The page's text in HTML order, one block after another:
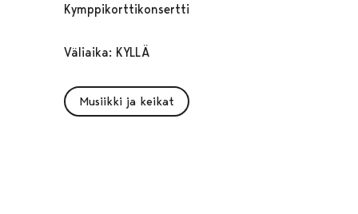
Kymppikorttikonsertti
Väliaika: KYLLÄ
Musiikki ja keikat